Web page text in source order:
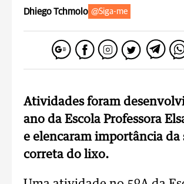
Dhiego Tchmolo @Siga-me
Atividades foram
ano da Escola Professora
e elencaram importância da
correta do lixo.